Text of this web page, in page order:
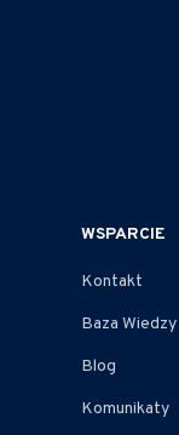
WSPARCIE
Kontakt
Baza Wiedzy
Blog
Komunikaty